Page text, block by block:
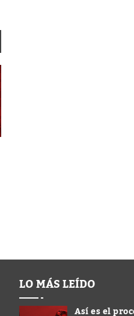
LO MÁS LEÍDO
Así es el